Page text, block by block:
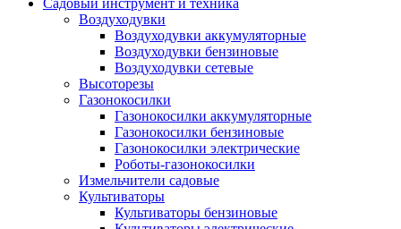
Садовый инструмент и техника
Воздуходувки
Воздуходувки аккумуляторные
Воздуходувки бензиновые
Воздуходувки сетевые
Высоторезы
Газонокосилки
Газонокосилки аккумуляторные
Газонокосилки бензиновые
Газонокосилки электрические
Роботы-газонокосилки
Измельчители садовые
Культиваторы
Культиваторы бензиновые